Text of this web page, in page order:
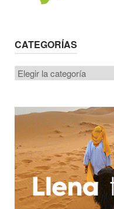
CATEGORÍAS
Categorías